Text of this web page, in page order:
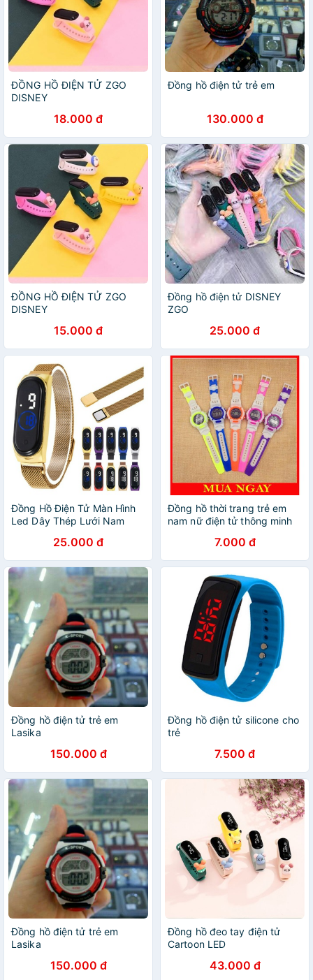
ĐỒNG HỒ ĐIỆN TỬ ZGO
DISNEY
18.000 đ
Đồng hồ điện tử trẻ em
130.000 đ
ĐỒNG HỒ ĐIỆN TỬ ZGO
DISNEY
15.000 đ
Đồng hồ điện tử DISNEY
ZGO
25.000 đ
Đồng Hồ Điện Tử Màn Hình
Led Dây Thép Lưới Nam
25.000 đ
Đồng hồ thời trang trẻ em
nam nữ điện tử thông minh
7.000 đ
Đồng hồ điện tử trẻ em
Lasika
150.000 đ
Đồng hồ điện tử silicone cho
trẻ
7.500 đ
Đồng hồ điện tử trẻ em
Lasika
150.000 đ
Đồng hồ đeo tay điện tử
Cartoon LED
43.000 đ